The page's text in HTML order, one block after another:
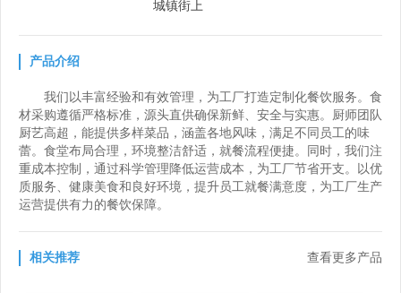
城镇街上
产品介绍
我们以丰富经验和有效管理，为工厂打造定制化餐饮服务。食
材采购遵循严格标准，源头直供确保新鲜、安全与实惠。厨师团队
厨艺高超，能提供多样菜品，涵盖各地风味，满足不同员工的味
蕾。食堂布局合理，环境整洁舒适，就餐流程便捷。同时，我们注
重成本控制，通过科学管理降低运营成本，为工厂节省开支。以优
质服务、健康美食和良好环境，提升员工就餐满意度，为工厂生产
运营提供有力的餐饮保障。
相关推荐 查看更多产品